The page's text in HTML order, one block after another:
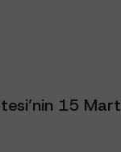
15 Mart